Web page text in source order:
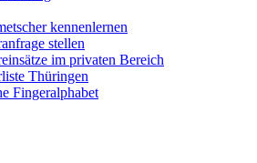
kennenlernen
stellen
im privaten Bereich
Thüringen
Fingeralphabet